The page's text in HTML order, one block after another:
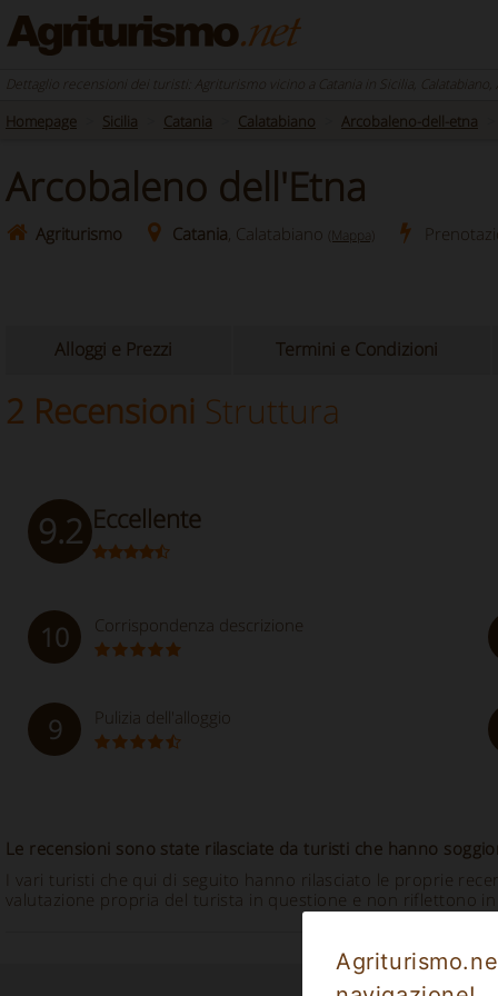
Dettaglio recensioni dei turisti: Agriturismo vicino a Catania in Sicilia,
Homepage Sicilia Catania Calatabiano Arcobaleno-dell-etna
Arcobaleno dell'Etna
Agriturismo Catania, Calatabiano (Mappa)
Alloggi e Prezzi Termini e Condizioni
2 Recensioni Struttura
9.2 Eccellente
10 Corrispondenza descrizione
9 Pulizia dell'alloggio
Le recensioni sono state rilasciate da turisti che hanno
I vari turisti che qui di seguito hanno rilasciato le proprie
valutazione propria del turista in questione e non riflettono